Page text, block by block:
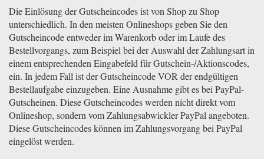
Die Einlösung der Gutscheincodes ist von Shop zu Shop
unterschiedlich. In den meisten Onlineshops geben Sie den
Gutscheincode entweder im Warenkorb oder im Laufe des
Bestellvorgangs, zum Beispiel bei der Auswahl der Zahlungsart in
einem entsprechenden Eingabefeld für Gutschein-/Aktionscodes,
ein. In jedem Fall ist der Gutscheincode VOR der endgültigen
Bestellaufgabe einzugeben. Eine Ausnahme gibt es bei PayPal-
Gutscheinen. Diese Gutscheincodes werden nicht direkt vom
Onlineshop, sondern vom Zahlungsabwickler PayPal angeboten.
Diese Gutscheincodes können im Zahlungsvorgang bei PayPal
eingelöst werden.